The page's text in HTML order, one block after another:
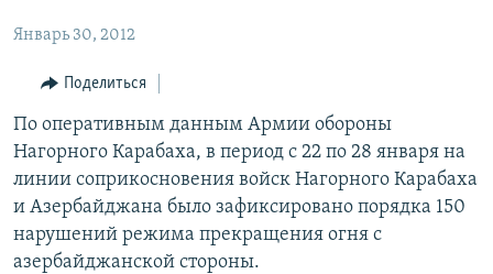
основной
навигации
Перейти
поиску
ЭКОНОМИКА
РЕГИОН
НАГОРНЫЙ КАРАБАХ
КУЛЬТУРА
СПОРТ
АРХИВ
Январь 30, 2012
Поделиться
По оперативным данным Армии обороны
Нагорного Карабаха, в период с 22 по 28 января на
линии соприкосновения войск Нагорного Карабаха
и Азербайджана было зафиксировано порядка 150
нарушений режима прекращения огня с
азербайджанской стороны.